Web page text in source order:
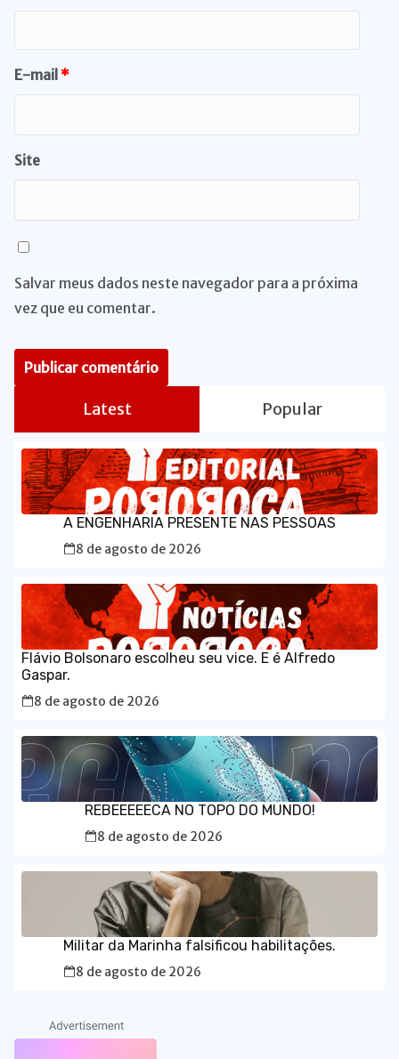
E-mail*
Site
Salvar meus dados neste navegador para a próxima
vez que eu comentar.
Latest Popular
A ENGENHARIA PRESENTE NAS PESSOAS
8 de agosto de 2026
Flávio Bolsonaro escolheu seu vice. E é Alfredo
Gaspar.
8 de agosto de 2026
REBEEEEECA NO TOPO DO MUNDO!
8 de agosto de 2026
Militar da Marinha falsificou habilitações.
8 de agosto de 2026